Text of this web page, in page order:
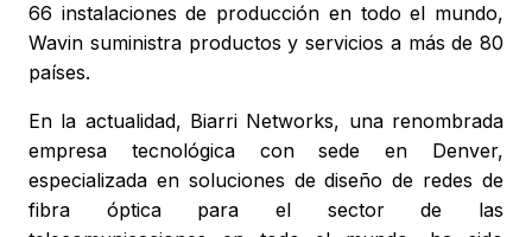
66 instalaciones de producción en todo el mundo,
Wavin suministra productos y servicios a más de 80
países.
En la actualidad, Biarri Networks, una renombrada
empresa tecnológica con sede en Denver,
especializada en soluciones de diseño de redes de
fibra óptica para el sector de las